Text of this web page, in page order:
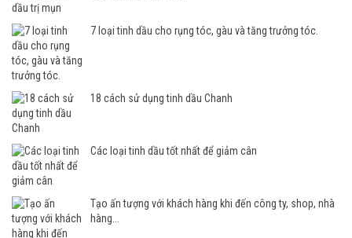
7 loại tinh dầu cho rụng tóc, gàu và tăng trưởng tóc.
18 cách sử dụng tinh dầu Chanh
Các loại tinh dầu tốt nhất để giảm cân
Tạo ấn tượng với khách hàng khi đến công ty, shop, nhà
hàng...